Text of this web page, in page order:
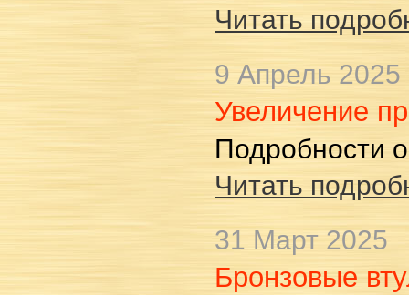
Читать
9 Апрель 2025
Увеличение
Подробности
Читать
31 Март 2025
Бронзовые